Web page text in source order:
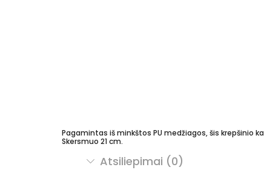
Pagamintas iš minkštos PU medžiagos, šis krepšinio
Skersmuo 21 cm.
Atsiliepimai (0)